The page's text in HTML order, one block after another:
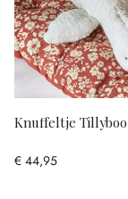
Knuffeltje Tillyboo
€ 44,95